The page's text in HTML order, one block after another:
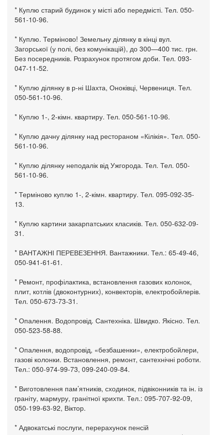
* Куплю старий будинок у місті або передмісті. Тел. 050-
561-10-96.
* Куплю. Терміново! Земельну ділянку в кінці вул.
Загорської (у полі, без комунікацій), до 300—400 тис. грн.
Без посередників. Розрахунок протягом доби. Тел. 093-
047-11-52.
* Куплю ділянку в р-ні Шахта, Оноківці, Червениця. Тел.
050-561-10-96.
* Куплю 1-, 2-кімн. квартиру. Тел. 050-561-10-96.
* Куплю дачну ділянку над рестораном «Кілікія». Тел. 050-
561-10-96.
* Куплю ділянку неподалік від Ужгорода. Тел. Тел. 050-
561-10-96.
* Терміново куплю 1-, 2-кімн. квартиру. Тел. 095-092-35-
13.
* Куплю картини закарпатських класиків. Тел. 050-632-09-
31.
* ВАНТАЖНІ ПЕРЕВЕЗЕННЯ. Вантажники. Тел.: 65-49-46,
050-941-61-61.
* Ремонт, профілактика, встановлення газових колонок,
плит, котлів (двоконтурних), конвекторів, електробойлерів.
Тел. 050-673-73-31.
* Опалення. Водопровід. Сантехніка. Швидко. Якісно. Тел.
050-523-58-88.
* Опалення, водопровід, «безбашенки», електробойлери,
газові колонки. Встановлення, ремонт, сантехнічні роботи.
Тел.: 050-974-99-73, 099-240-09-84.
* Виготовлення пам’ятників, сходинок, підвіконників та ін. із
граніту, мармуру, гранітної крихти. Тел.: 095-707-92-09,
050-199-63-92, Віктор.
* Адвокатські послуги, перерахунок пенсій